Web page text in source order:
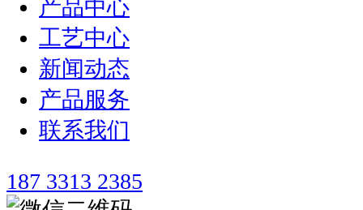
产品中心
工艺中心
新闻动态
产品服务
联系我们
187 3313 2385